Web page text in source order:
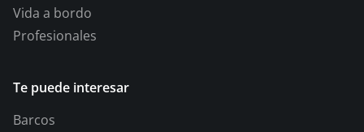
Vida a bordo
Profesionales
Te puede interesar
Barcos